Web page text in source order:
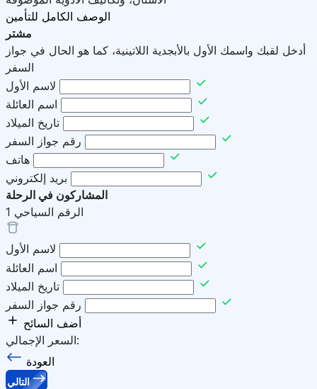
الوصف الكامل للتأمين
مشتر
أدخل لقبك واسمك الأول بالأبجدية اللاتينية، كما هو الحال في جواز
السفر
لاسم الأول
اسم العائلة
تاريخ الميلاد
رقم جواز السفر
هاتف
بريد إلكتروني
المشاركون في الرحلة
الرقم السياحي 1
لاسم الأول
اسم العائلة
تاريخ الميلاد
رقم جواز السفر
أضف السائح
السعر الإجمالي:
العودة
التالي